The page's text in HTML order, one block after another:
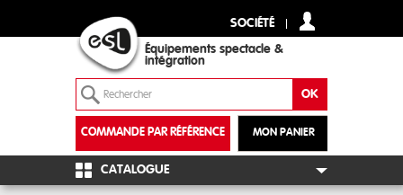
SOCIÉTÉ
Équipements spectacle &
intégration
MON PANIER
COMMANDE PAR RÉFÉRENCE
+
CATALOGUE